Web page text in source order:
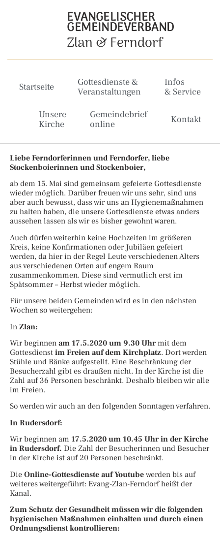
EVANGELISCHER
GEMEINDEVERBAND
Zlan & Ferndorf
Startseite
Gottesdienste &
Veranstaltungen
Infos
& Service
Unsere
Kirche
Gemeindebrief
online
Kontakt
Liebe Ferndorferinnen und Ferndorfer, liebe
Stockenboierinnen und Stockenboier,
ab dem 15. Mai sind gemeinsam gefeierte Gottesdienste
wieder möglich. Darüber freuen wir uns sehr, sind uns
aber auch bewusst, dass wir uns an Hygienemaßnahmen
zu halten haben, die unsere Gottesdienste etwas anders
aussehen lassen als wir es bisher gewohnt waren.
Auch dürfen weiterhin keine Hochzeiten im größeren
Kreis, keine Konfirmationen oder Jubiläen gefeiert
werden, da hier in der Regel Leute verschiedenen Alters
aus verschiedenen Orten auf engem Raum
zusammenkommen. Diese sind vermutlich erst im
Spätsommer – Herbst wieder möglich.
Für unsere beiden Gemeinden wird es in den nächsten
Wochen so weitergehen:
In Zlan:
Wir beginnen am 17.5.2020 um 9.30 Uhr mit dem
Gottesdienst im Freien auf dem Kirchplatz. Dort werden
Stühle und Bänke aufgestellt. Eine Beschränkung der
Besucherzahl gibt es draußen nicht. In der Kirche ist die
Zahl auf 36 Personen beschränkt. Deshalb bleiben wir alle
im Freien.
So werden wir auch an den folgenden Sonntagen verfahren.
In Rudersdorf:
Wir beginnen am 17.5.2020 um 10.45 Uhr in der Kirche
in Rudersdorf. Die Zahl der Besucherinnen und Besucher
in der Kirche ist auf 20 Personen beschränkt.
Die Online-Gottesdienste auf Youtube werden bis auf
weiteres weitergeführt: Evang-Zlan-Ferndorf heißt der
Kanal.
Zum Schutz der Gesundheit müssen wir die folgenden
hygienischen Maßnahmen einhalten und durch einen
Ordnungsdienst kontrollieren: